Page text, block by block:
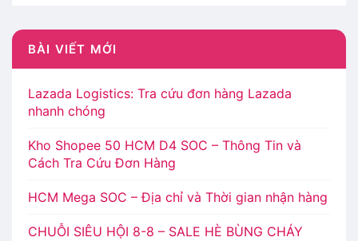
BÀI VIẾT MỚI
Lazada Logistics: Tra cứu đơn hàng Lazada
nhanh chóng
Kho Shopee 50 HCM D4 SOC – Thông Tin và
Cách Tra Cứu Đơn Hàng
HCM Mega SOC – Địa chỉ và Thời gian nhận hàng
CHUỖI SIÊU HỘI 8-8 – SALE HÈ BÙNG CHÁY